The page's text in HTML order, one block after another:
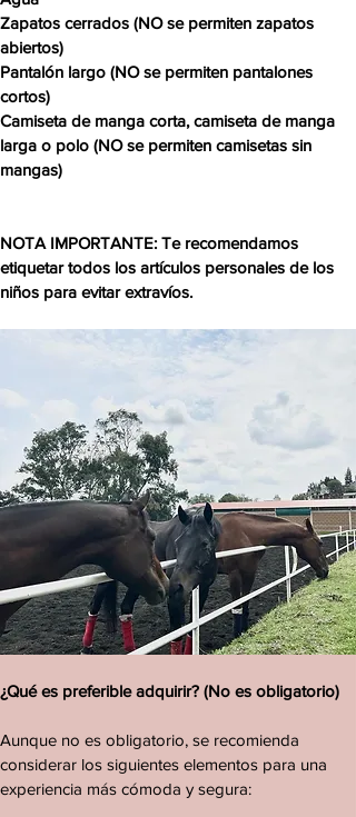
Zapatos cerrados (NO se permiten zapatos
abiertos)
Pantalón largo (NO se permiten pantalones
cortos)
Camiseta de manga corta, camiseta de manga
larga o polo (NO se permiten camisetas sin
mangas)
NOTA IMPORTANTE: Te recomendamos
etiquetar todos los artículos personales de los
niños para evitar extravíos.
¿Qué es preferible adquirir? (No es obligatorio)
Aunque no es obligatorio, se recomienda
considerar los siguientes elementos para una
experiencia más cómoda y segura: